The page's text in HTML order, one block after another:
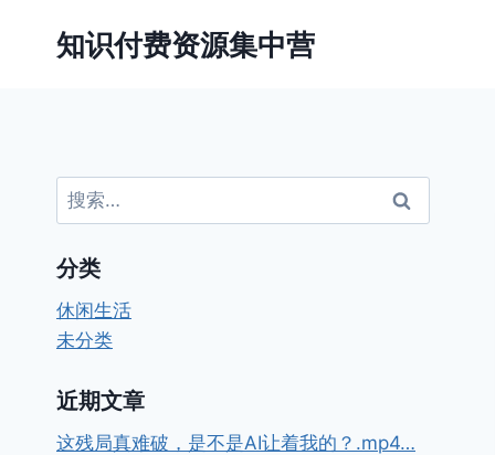
知识付费资源集中营
搜
索：
分类
休闲生活
未分类
近期文章
这残局真难破，是不是AI让着我的？.mp4…